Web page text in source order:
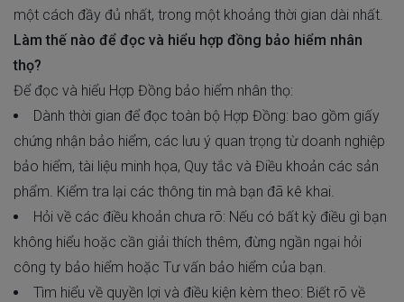
một cách đầy đủ nhất, trong một khoảng thời gian dài nhất.
Làm thế nào để đọc và hiểu hợp đồng bảo hiểm nhân
thọ?
Để đọc và hiểu Hợp Đồng bảo hiểm nhân thọ:
Dành thời gian để đọc toàn bộ Hợp Đồng: bao gồm giấy
chứng nhận bảo hiểm, các lưu ý quan trọng từ doanh nghiệp
bảo hiểm, tài liệu minh họa, Quy tắc và Điều khoản các sản
phẩm. Kiểm tra lại các thông tin mà bạn đã kê khai.
Hỏi về các điều khoản chưa rõ: Nếu có bất kỳ điều gì bạn
không hiểu hoặc cần giải thích thêm, đừng ngần ngại hỏi
công ty bảo hiểm hoặc Tư vấn bảo hiểm của bạn.
Tìm hiểu về quyền lợi và điều kiện kèm theo: Biết rõ về